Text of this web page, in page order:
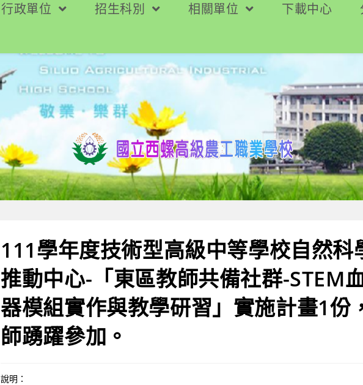
行政單位 招生科別 相關單位 下載中心
111學年度技術型高級中等學校自然科
推動中心-「東區教師共備社群-STEM
器模組實作與教學研習」實施計畫1份
師踴躍參加。
說明：